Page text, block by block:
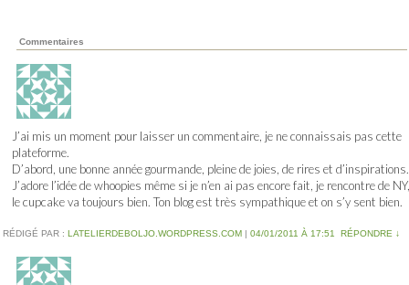
Commentaires
J’ai mis un moment pour laisser un commentaire, je ne connaissais pas cette
plateforme.
D’abord, une bonne année gourmande, pleine de joies, de rires et d’inspirations.
J’adore l’idée de whoopies même si je n’en ai pas encore fait, je rencontre de NY,
le cupcake va toujours bien. Ton blog est très sympathique et on s’y sent bien.
RÉDIGÉ PAR : LATELIERDEBOLJO.WORDPRESS.COM | 04/01/2011 À 17:51 RÉPONDRE ↓